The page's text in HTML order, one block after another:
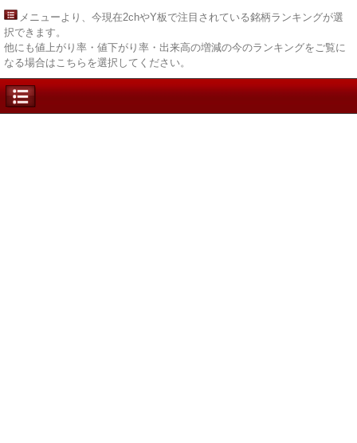
メニューより、今現在2chやY板で注目されている銘柄ランキングが選
択できます。
他にも値上がり率・値下がり率・出来高の増減の今のランキングをご覧に
なる場合はこちらを選択してください。